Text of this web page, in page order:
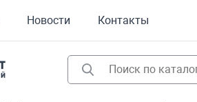
Новости Контакты